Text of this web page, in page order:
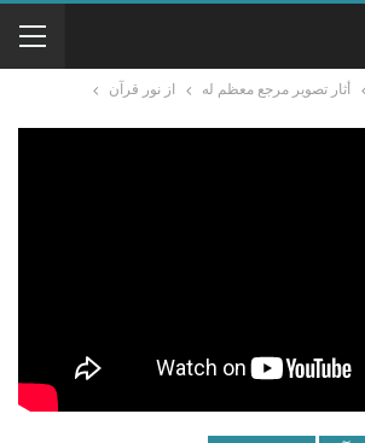
أثار تصوير مرجع معظم له از نور قرآن